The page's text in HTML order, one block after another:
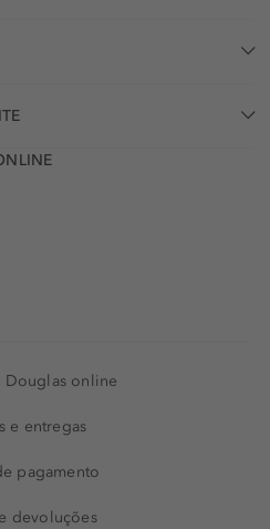
Douglas online
e entregas
pagamento
devoluções